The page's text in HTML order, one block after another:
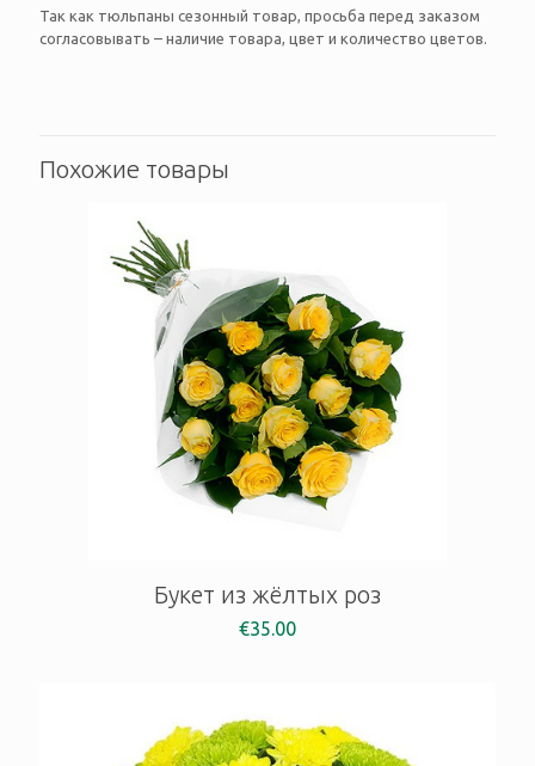
Так как тюльпаны сезонный товар, просьба перед заказом
согласовывать – наличие товара, цвет и количество цветов.
Похожие товары
Букет из жёлтых роз
€35.00